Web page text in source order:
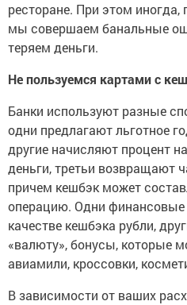
ресторане. При этом иногда,
мы совершаем банальные
теряем деньги.
Не пользуемся картами с
Банки используют разные
одни предлагают льготное
другие начисляют процент
деньги, третьи возвращают
причем кешбэк может
операцию. Одни финансовые
качестве кешбэка рубли,
«валюту», бонусы, которые
авиамили, кроссовки,
В зависимости от ваших